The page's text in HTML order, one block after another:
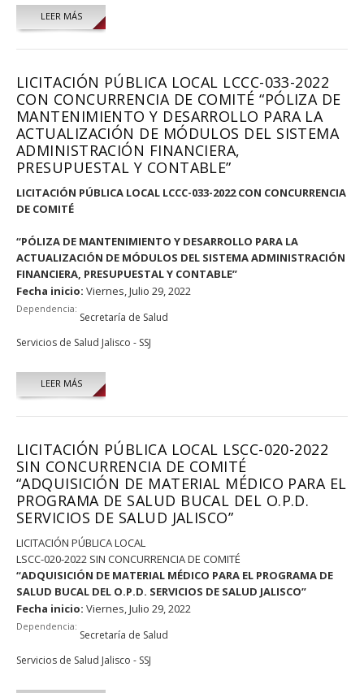
LEER MÁS
LICITACIÓN PÚBLICA LOCAL LCCC-033-2022
CON CONCURRENCIA DE COMITÉ “PÓLIZA DE
MANTENIMIENTO Y DESARROLLO PARA LA
ACTUALIZACIÓN DE MÓDULOS DEL SISTEMA
ADMINISTRACIÓN FINANCIERA,
PRESUPUESTAL Y CONTABLE”
LICITACIÓN PÚBLICA LOCAL LCCC-033-2022 CON CONCURRENCIA
DE COMITÉ
“PÓLIZA DE MANTENIMIENTO Y DESARROLLO PARA LA
ACTUALIZACIÓN DE MÓDULOS DEL SISTEMA ADMINISTRACIÓN
FINANCIERA, PRESUPUESTAL Y CONTABLE”
Fecha inicio: Viernes, Julio 29, 2022
Dependencia:
Secretaría de Salud
Servicios de Salud Jalisco - SSJ
LEER MÁS
LICITACIÓN PÚBLICA LOCAL LSCC-020-2022
SIN CONCURRENCIA DE COMITÉ
“ADQUISICIÓN DE MATERIAL MÉDICO PARA EL
PROGRAMA DE SALUD BUCAL DEL O.P.D.
SERVICIOS DE SALUD JALISCO”
LICITACIÓN PÚBLICA LOCAL
LSCC-020-2022 SIN CONCURRENCIA DE COMITÉ
“ADQUISICIÓN DE MATERIAL MÉDICO PARA EL PROGRAMA DE
SALUD BUCAL DEL O.P.D. SERVICIOS DE SALUD JALISCO”
Fecha inicio: Viernes, Julio 29, 2022
Dependencia:
Secretaría de Salud
Servicios de Salud Jalisco - SSJ